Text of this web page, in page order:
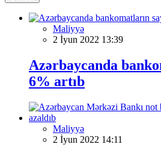
Maliyyə
2 İyun 2022 13:39
Azərbaycanda
6% artıb
Maliyyə
2 İyun 2022 14:11